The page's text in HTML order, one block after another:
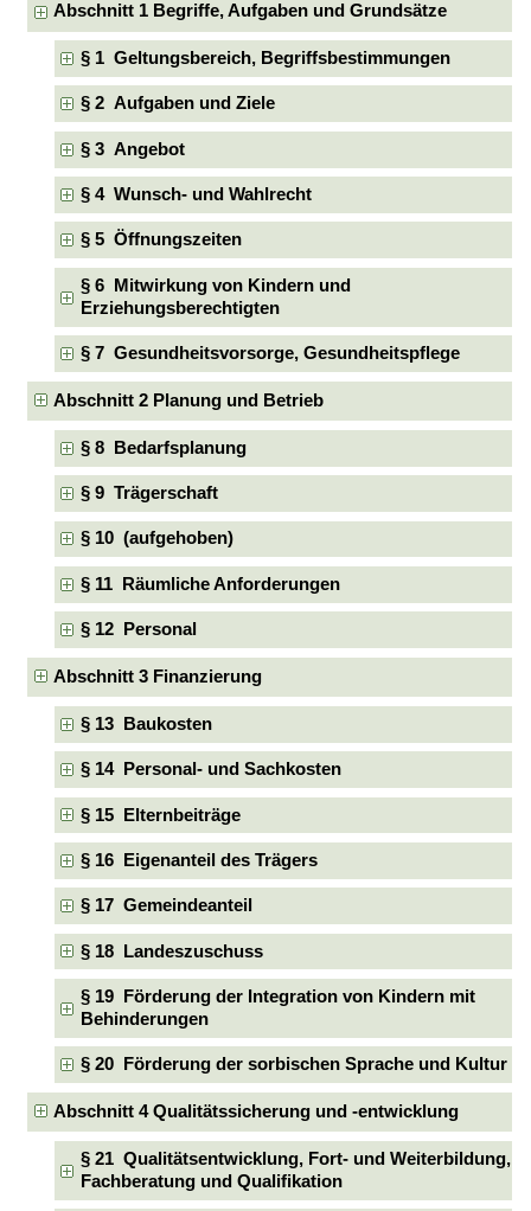
Abschnitt 1 Begriffe, Aufgaben und Grundsätze
§ 1 Geltungsbereich, Begriffsbestimmungen
§ 2 Aufgaben und Ziele
§ 3 Angebot
§ 4 Wunsch- und Wahlrecht
§ 5 Öffnungszeiten
§ 6 Mitwirkung von Kindern und
Erziehungsberechtigten
§ 7 Gesundheitsvorsorge, Gesundheitspflege
Abschnitt 2 Planung und Betrieb
§ 8 Bedarfsplanung
§ 9 Trägerschaft
§ 10 (aufgehoben)
§ 11 Räumliche Anforderungen
§ 12 Personal
Abschnitt 3 Finanzierung
§ 13 Baukosten
§ 14 Personal- und Sachkosten
§ 15 Elternbeiträge
§ 16 Eigenanteil des Trägers
§ 17 Gemeindeanteil
§ 18 Landeszuschuss
§ 19 Förderung der Integration von Kindern mit
Behinderungen
§ 20 Förderung der sorbischen Sprache und Kultur
Abschnitt 4 Qualitätssicherung und -entwicklung
§ 21 Qualitätsentwicklung, Fort- und Weiterbildung,
Fachberatung und Qualifikation